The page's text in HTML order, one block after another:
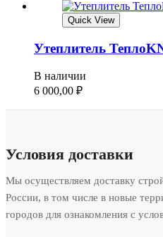
Quick View
Утеплитель
В наличии
6 000,00 ₽
Условия доставки
Мы осуществляем доставку
России, в том числе в новые
городов для ознакомления с